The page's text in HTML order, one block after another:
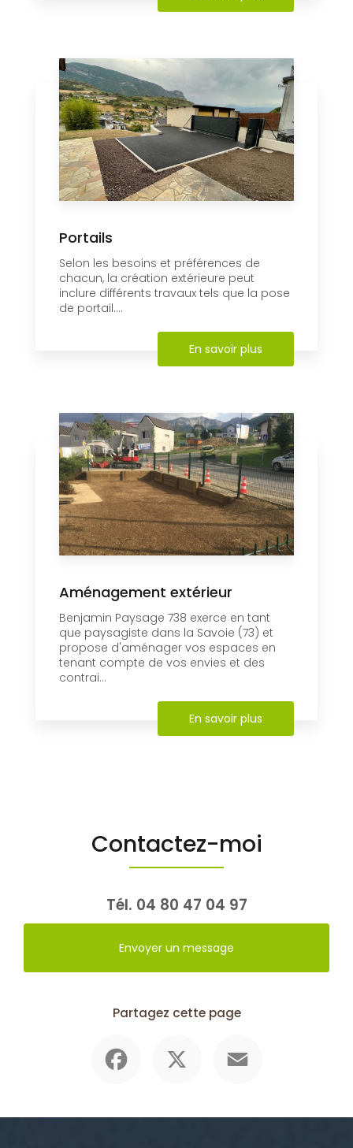
Portails
Selon les besoins et préférences de
chacun, la création extérieure peut
inclure différents travaux tels que la pose
de portail....
En savoir plus
Aménagement extérieur
Benjamin Paysage 738 exerce en tant
que paysagiste dans la Savoie (73) et
propose d'aménager vos espaces en
tenant compte de vos envies et des
contrai...
En savoir plus
Contactez-moi
Tél. 04 80 47 04 97
Envoyer un message
Partagez cette page